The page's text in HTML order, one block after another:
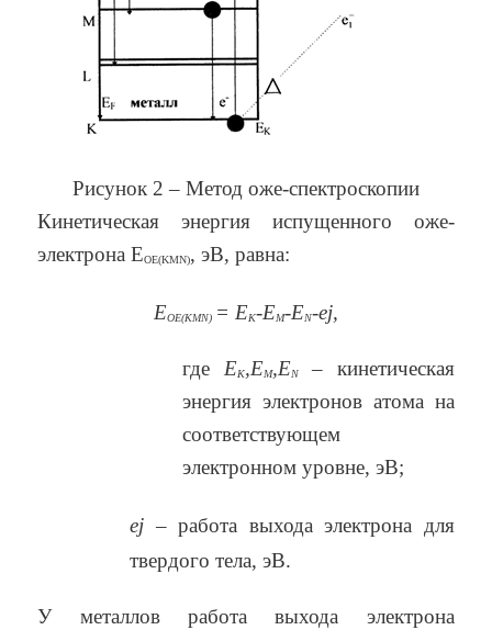
Рисунок 2 – Метод оже-спектроскопии
Кинетическая энергия испущенного оже-
электрона EОЕ(KMN), эВ, равна:
ЕОЕ(KMN) = EK-EM-EN-ej,
где EK,EM,EN– кинетическая
энергия электронов атома на
соответствующем
электронном уровне, эВ;
ej – работа выхода электрона для
твердого тела, эВ.
У металлов работа выхода электрона